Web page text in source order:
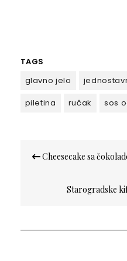
TAGS
glavno jelo
piletina
ručak sos
чланка
Cheesecake sa
Starogradske